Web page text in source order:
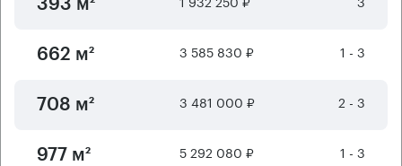
393 м²
662 м² 3 585 830 ₽ 1 - 3
708 м² 3 481 000 ₽ 2 - 3
977 м² 5 292 080 ₽ 1 - 3